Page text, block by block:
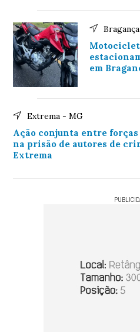
em
Extrema - MG
Ação conjunta entre
na prisão de autores de
Extrema